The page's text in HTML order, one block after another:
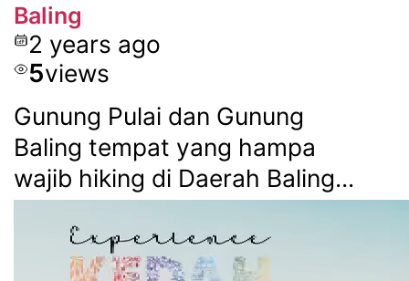
Baling
2 years ago
5views
Gunung Pulai dan Gunung
Baling tempat yang hampa
wajib hiking di Daerah Baling...